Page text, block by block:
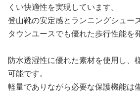
くい快適性を実現しています。
登山靴の安定感とランニングシュー
タウンユースでも優れた歩行性能を
防水透湿性に優れた素材を使用し、
可能です。
軽量でありながら必要な保護機能は